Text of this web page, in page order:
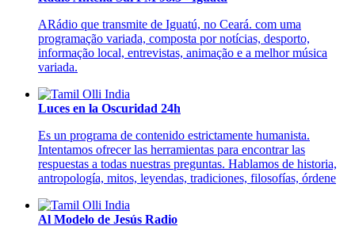
ARádio que transmite de Iguatú, no Ceará. com uma
programação variada, composta por notícias, desporto,
informação local, entrevistas, animação e a melhor música
variada.
Luces en la Oscuridad 24h
Es un programa de contenido estrictamente humanista.
Intentamos ofrecer las herramientas para encontrar las
respuestas a todas nuestras preguntas. Hablamos de historia,
antropología, mitos, leyendas, tradiciones, filosofías, órdene
Al Modelo de Jesús Radio